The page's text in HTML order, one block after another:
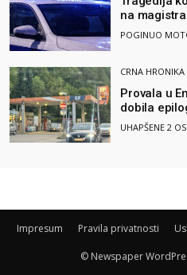
na
POGINUO
CRNA HRONIKA
Provala u
dobila
Čapljini i
UHAPŠENE 2
Impresum Pravila privatnosti
© Newspaper